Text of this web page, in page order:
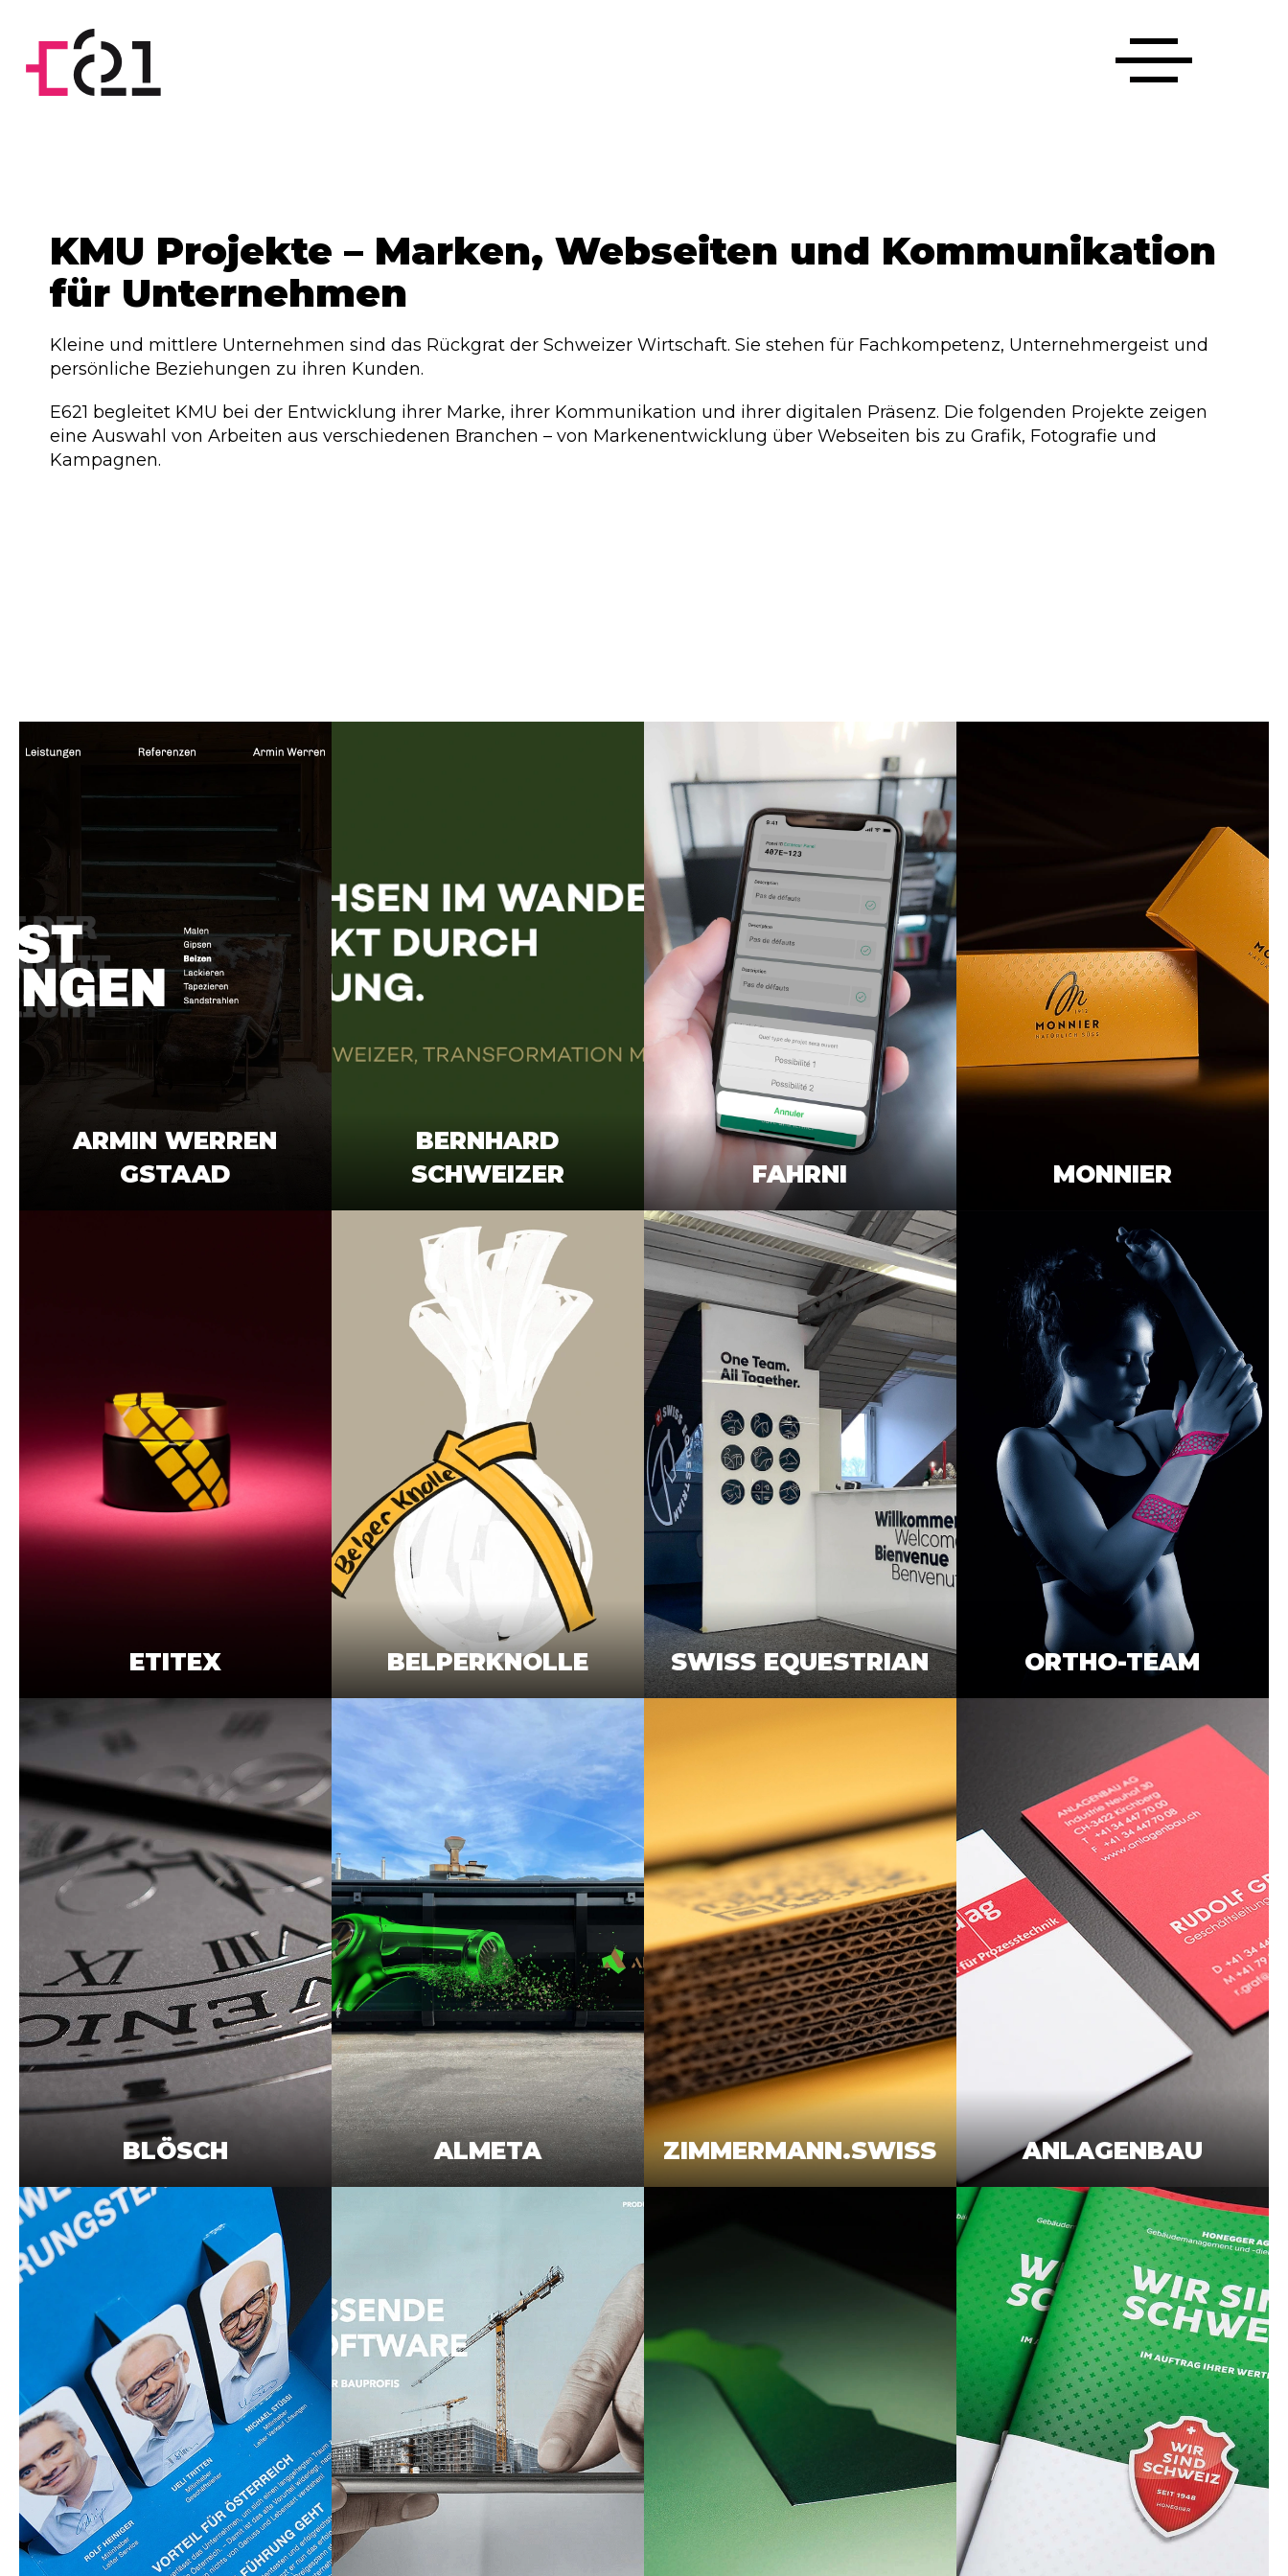
KMU Projekte – Marken, Webseiten und Kommunikation
für Unternehmen
Kleine und mittlere Unternehmen sind das Rückgrat der Schweizer Wirtschaft. Sie stehen für Fachkompetenz, Unternehmergeist und
persönliche Beziehungen zu ihren Kunden.
E621 begleitet KMU bei der Entwicklung ihrer Marke, ihrer Kommunikation und ihrer digitalen Präsenz. Die folgenden Projekte zeigen
eine Auswahl von Arbeiten aus verschiedenen Branchen – von Markenentwicklung über Webseiten bis zu Grafik, Fotografie und
Kampagnen.
ARMIN WERREN
GSTAAD
BERNHARD
SCHWEIZER
FAHRNI MONNIER
ETITEX BELPERKNOLLE SWISS EQUESTRIAN ORTHO-TEAM
BLÖSCH ALMETA ZIMMERMANN.SWISS ANLAGENBAU